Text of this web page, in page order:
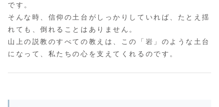
です。
そんな時、信仰の土台がしっかりしていれば、たとえ揺
れても、倒れることはありません。
山上の説教のすべての教えは、この「岩」のような土台
になって、私たちの心を支えてくれるのです。